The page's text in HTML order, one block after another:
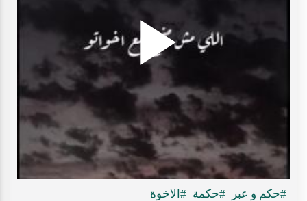
Play
#حكم و عبر #حكمة #الاخوة